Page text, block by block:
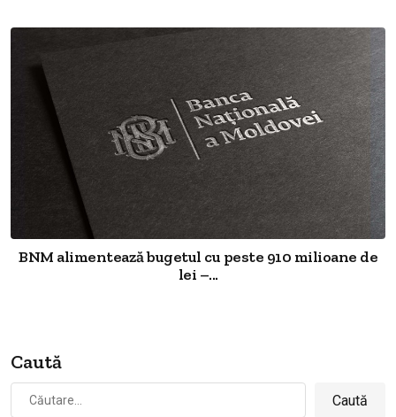
BNM alimentează bugetul cu peste 910 milioane de
lei –...
Caută
Caută
după: